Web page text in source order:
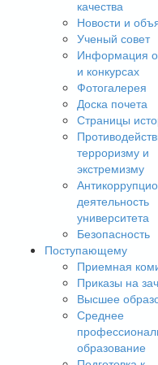
качества
Новости и
Ученый совет
Информация
и конкурсах
Фотогалерея
Доска почета
Страницы
терроризму и
экстремизму
деятельность
университета
Безопасность
Поступающему
Приемная
Приказы на
Высшее
Среднее
образование